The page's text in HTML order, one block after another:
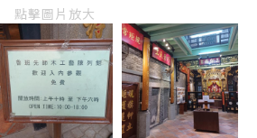
點擊圖片放大